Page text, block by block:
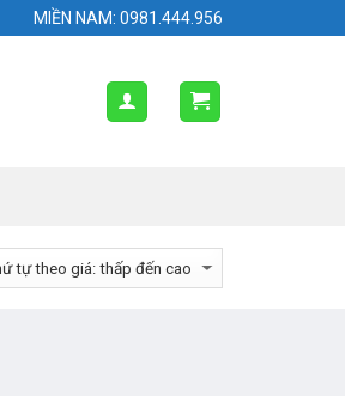
MIỀN NAM: 0981.444.956